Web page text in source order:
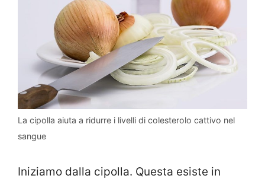
La cipolla aiuta a ridurre i livelli di colesterolo cattivo nel
sangue
Iniziamo dalla cipolla. Questa esiste in